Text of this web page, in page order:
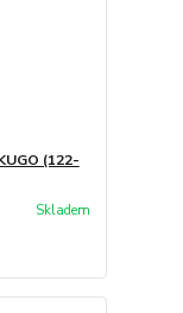
(122-
Skladem